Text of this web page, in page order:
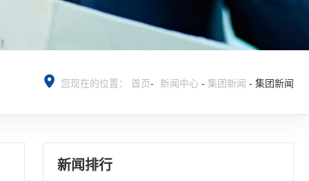
您现在的位置： 首页- 新闻中心 - 集团新闻 - 集团新闻
新闻排行